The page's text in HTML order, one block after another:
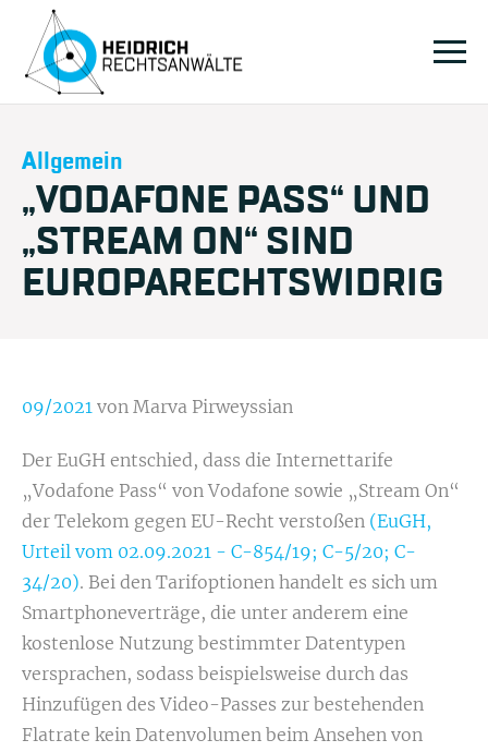
Allgemein
„VODAFONE PASS“ UND
„STREAM ON“ SIND
EUROPARECHTSWIDRIG
09/2021 von Marva Pirweyssian
Der EuGH entschied, dass die Internettarife
„Vodafone Pass“ von Vodafone sowie „Stream On“
der Telekom gegen EU-Recht verstoßen (EuGH,
Urteil vom 02.09.2021 - C-854/19; C-5/20; C-
34/20). Bei den Tarifoptionen handelt es sich um
Smartphoneverträge, die unter anderem eine
kostenlose Nutzung bestimmter Datentypen
versprachen, sodass beispielsweise durch das
Hinzufügen des Video-Passes zur bestehenden
Flatrate kein Datenvolumen beim Ansehen von